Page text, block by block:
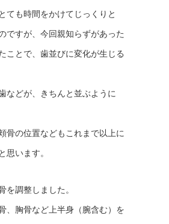
ても時間をかけてじっくりと
ですが、今回親知らずがあった
ことで、歯並びに変化が生じる
などが、きちんと並ぶように
骨の位置などもこれまで以上に
思います。
を調整しました。
、胸骨など上半身（腕含む）を